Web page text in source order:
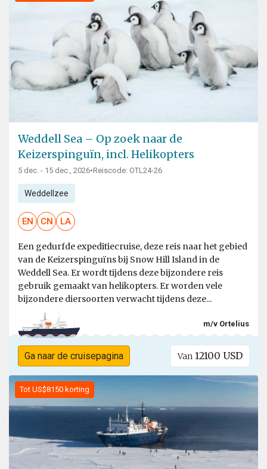
Weddell Sea – Op zoek naar de
Keizerspinguïn, incl. Helikopters
5 dec. - 15 dec., 2026•Reiscode: OTL24-26
Weddellzee
EN CN LA
Een gedurfde expeditiecruise, deze reis naar het gebied
van de Keizerspinguïns bij Snow Hill Island in de
Weddell Sea. Er wordt tijdens deze bijzondere reis
gebruik gemaakt van helikopters. Er worden vele
bijzondere diersoorten verwacht tijdens deze...
m/v Ortelius
Ga naar de cruisepagina Van 12100 USD
Tot US$8150 korting